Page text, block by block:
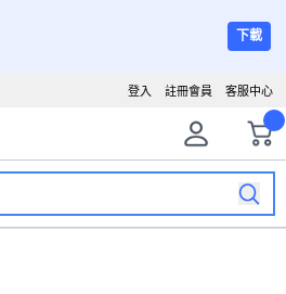
下載
客服中心
註冊會員
登入